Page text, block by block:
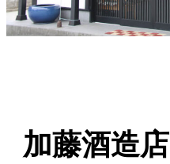
加藤酒造店